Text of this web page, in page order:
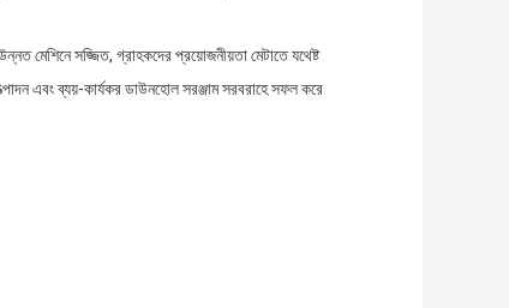
মেশিনে সজ্জিত, গ্রাহকদের প্রয়োজনীয়তা মেটাতে যথেষ্ট
এবং ব্যয়-কার্যকর ডাউনহোল সরঞ্জাম সরবরাহে সফল করে